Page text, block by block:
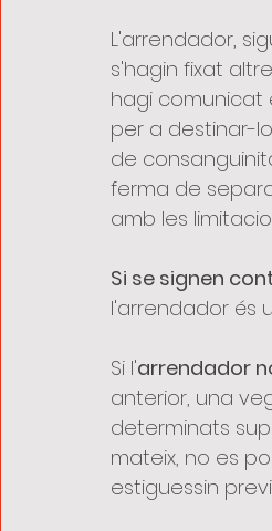
L'arrendador,
s'hagin fixat
hagi comunicat
per a destinar-
de
ferma de
amb les
Si se signen
l'arrendador és
Si l'arrendador
anterior, una
determinats
mateix, no es
estiguessin